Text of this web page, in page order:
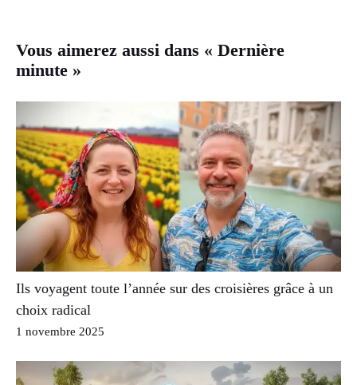
Vous aimerez aussi dans « Dernière
minute »
Ils voyagent toute l’année sur des croisières grâce à un
choix radical
1 novembre 2025